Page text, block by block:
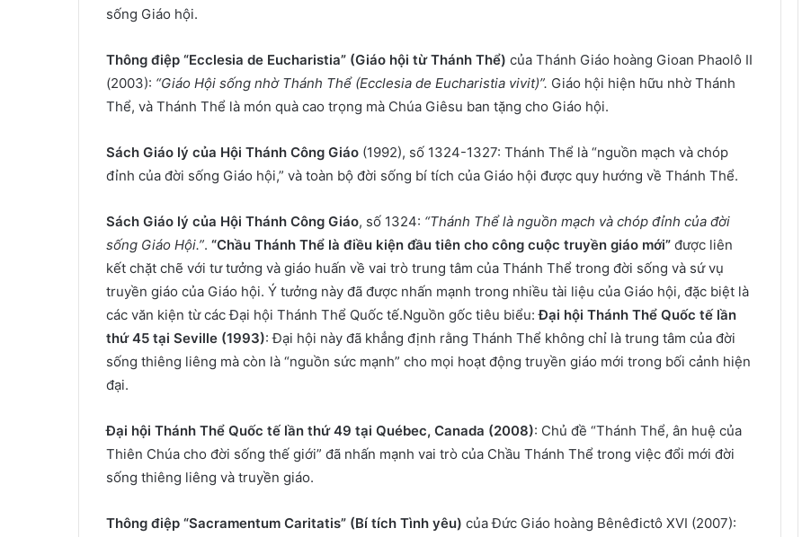
sống Giáo hội.
Thông điệp “Ecclesia de Eucharistia” (Giáo hội từ Thánh Thể) của Thánh Giáo hoàng Gioan Phaolô II
(2003): “Giáo Hội sống nhờ Thánh Thể (Ecclesia de Eucharistia vivit)”. Giáo hội hiện hữu nhờ Thánh
Thể, và Thánh Thể là món quà cao trọng mà Chúa Giêsu ban tặng cho Giáo hội.
Sách Giáo lý của Hội Thánh Công Giáo (1992), số 1324-1327: Thánh Thể là “nguồn mạch và chóp
đỉnh của đời sống Giáo hội,” và toàn bộ đời sống bí tích của Giáo hội được quy hướng về Thánh Thể.
Sách Giáo lý của Hội Thánh Công Giáo, số 1324: “Thánh Thể là nguồn mạch và chóp đỉnh của đời
sống Giáo Hội.”. “Chầu Thánh Thể là điều kiện đầu tiên cho công cuộc truyền giáo mới” được liên
kết chặt chẽ với tư tưởng và giáo huấn về vai trò trung tâm của Thánh Thể trong đời sống và sứ vụ
truyền giáo của Giáo hội. Ý tưởng này đã được nhấn mạnh trong nhiều tài liệu của Giáo hội, đặc biệt là
các văn kiện từ các Đại hội Thánh Thể Quốc tế.Nguồn gốc tiêu biểu:Đại hội Thánh Thể Quốc tế lần
thứ 45 tại Seville (1993): Đại hội này đã khẳng định rằng Thánh Thể không chỉ là trung tâm của đời
sống thiêng liêng mà còn là “nguồn sức mạnh” cho mọi hoạt động truyền giáo mới trong bối cảnh hiện
đại.
Đại hội Thánh Thể Quốc tế lần thứ 49 tại Québec, Canada (2008): Chủ đề “Thánh Thể, ân huệ của
Thiên Chúa cho đời sống thế giới” đã nhấn mạnh vai trò của Chầu Thánh Thể trong việc đổi mới đời
sống thiêng liêng và truyền giáo.
Thông điệp “Sacramentum Caritatis” (Bí tích Tình yêu) của Đức Giáo hoàng Bênêđictô XVI (2007):